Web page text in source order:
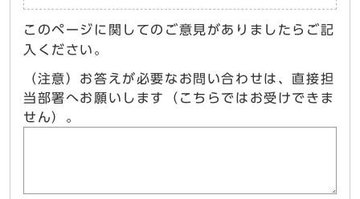
このページに関してのご意見がありましたらご記
入ください。
（注意）お答えが必要なお問い合わせは、直接担
当部署へお願いします（こちらではお受けできま
せん）。